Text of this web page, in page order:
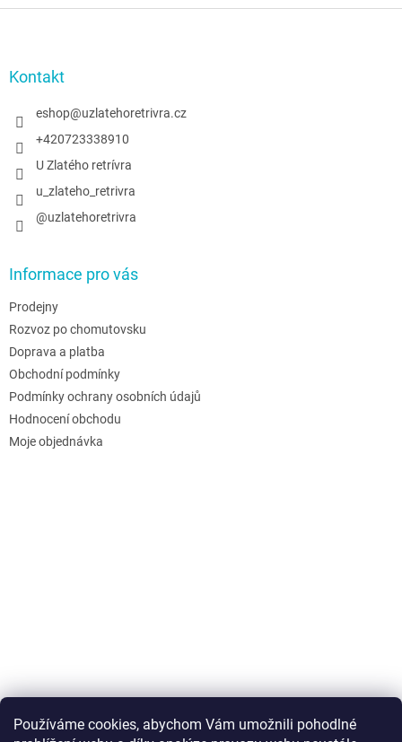
Používáme cookies, abychom Vám umožnili pohodlné
Kontakt
eshop@uzlatehoretrivra.cz
+420723338910
U Zlatého retrívra
u_zlateho_retrivra
@uzlatehoretrivra
Informace pro vás
Prodejny
Rozvoz po chomutovsku
Doprava a platba
Obchodní podmínky
Podmínky ochrany osobních údajů
Hodnocení obchodu
Moje objednávka